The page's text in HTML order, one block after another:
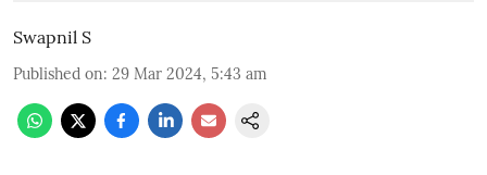
Swapnil S
Published on: 29 Mar 2024, 5:43 am